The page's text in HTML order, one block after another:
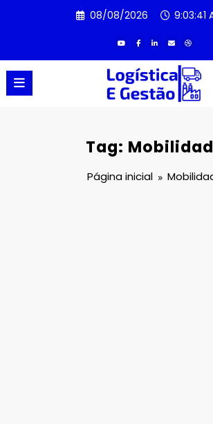
08/08/2026 9:03:42
Tag:
Página inicial